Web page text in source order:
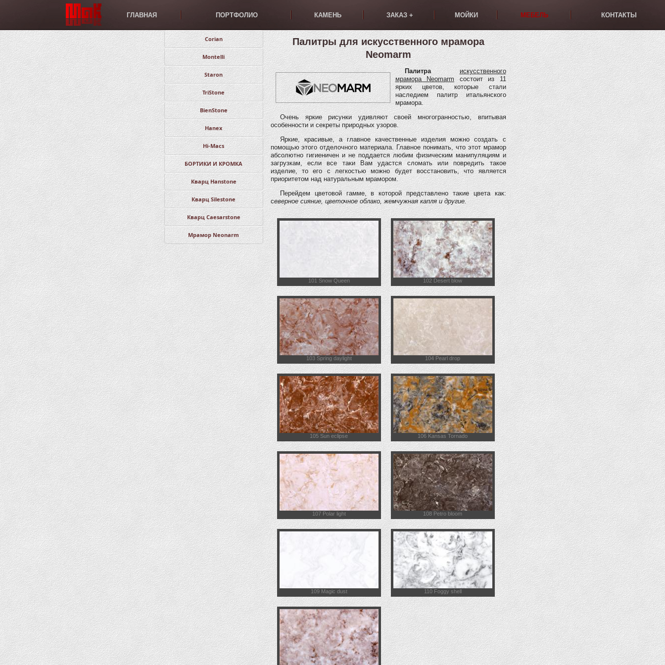
ГЛАВНАЯ ПОРТФОЛИО КАМЕНЬ ЗАКАЗ + МОЙКИ МЕБЕЛЬ КОНТАКТЫ
Corian
Montelli
Staron
TriStone
BienStone
Hanex
Hi-Macs
БОРТИКИ И КРОМКА
Кварц Hanstone
Кварц Silestone
Кварц Caesarstone
Мрамор Neonarm
Палитры для искусственного мрамора
Neomarm
Палитраискусственного
мрамора Neomarmсостоит из 11
ярких цветов, которые стали
наследием палитр итальянского
мрамора.
Очень яркие рисунки удивляют своей многогранностью, впитывая
особенности и секреты природных узоров.
Яркие, красивые, а главное качественные изделия можно создать с
помощью этого отделочного материала. Главное понимать, что этот мрамор
абсолютно гигиеничен и не поддается любим физическим манипуляциям и
загрузкам, если все таки Вам удастся сломать или повредить такое
изделие, то его с легкостью можно будет восстановить, что является
приоритетом над натуральным мрамором.
Перейдем цветовой гамме, в которой представлено такие цвета как:
северное сияние, цветочное облако, жемчужная капля и другие.
101 Snow Queen 102 Desert blow
103 Spring daylight 104 Pearl drop
105 Sun eclipse 106 Kansas Tornado
107 Polar light 108 Petro bloom
109 Magic dust 110 Foggy shell